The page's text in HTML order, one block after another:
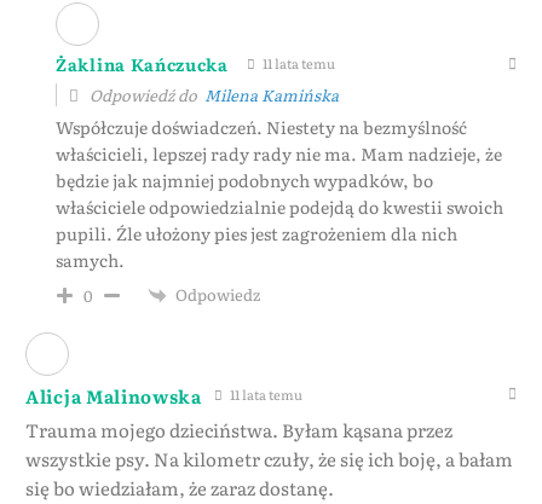
Żaklina Kańczucka 11 lata temu
Odpowiedź do Milena Kamińska
Współczuje doświadczeń. Niestety na bezmyślność
właścicieli, lepszej rady rady nie ma. Mam nadzieje, że
będzie jak najmniej podobnych wypadków, bo
właściciele odpowiedzialnie podejdą do kwestii swoich
pupili. Źle ułożony pies jest zagrożeniem dla nich
samych.
0 Odpowiedz
Alicja Malinowska 11 lata temu
Trauma mojego dzieciństwa. Byłam kąsana przez
wszystkie psy. Na kilometr czuły, że się ich boję, a bałam
się bo wiedziałam, że zaraz dostanę.